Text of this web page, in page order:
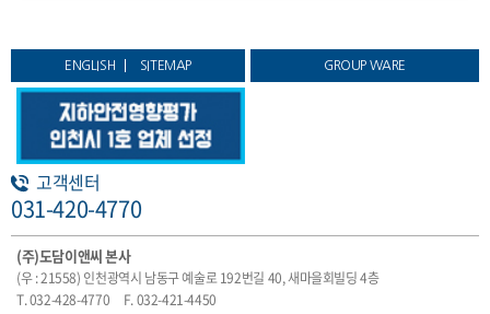
ENGLISH SITEMAP GROUP WARE
고객센터
031-420-4770
(주)도담이앤씨 본사
(우 : 21558) 인천광역시 남동구 예술로 192번길 40, 새마을회빌딩 4층
T. 032-428-4770
F. 032-421-4450